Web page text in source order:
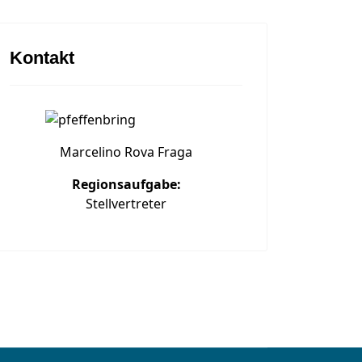
Kontakt
Marcelino Rova Fraga
Regionsaufgabe:
Stellvertreter